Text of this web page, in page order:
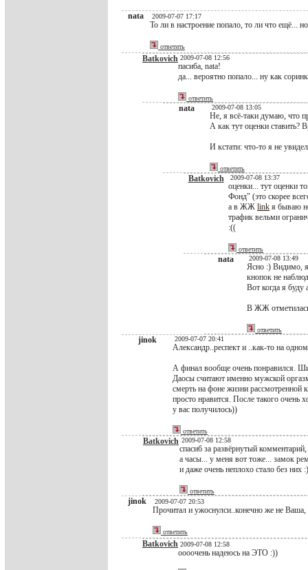
nata 2009-07-07 17:17
То ли в настроение попало, то ли что ещё...
ответить
Batkovich 2009-07-08 12:56
пасиба, nata!
да... вероятно попало... ну как
ответить
nata 2009-07-08 13:05
Не, я всё-таки думаю, что
А как тут оценки ставить?
И кстати: что-то я не
ответить
Batkovich 2009-07-08 13:37
оценки... тут оценки
Фонд" (это скорее
а в ЖЖ link я бываю
трафик вельми
:((
ответить
nata 2009-07-08 13:49
Ясно :) Видимо, я
кнопок не
Вот когда я буду
В ЖЖ отметилась
ответить
jinok 2009-07-07 20:41
Александр..респект и ..как-то на
А финал вообще очень понравился.
Даосы считают именно мужской
смерть на фоне жизни рассмотренной
просто нравится. После такого очень
у вас получилось))
ответить
Batkovich 2009-07-08 12:58
спасиб за развёрнутый
а часы... у меня вот тоже... замок
и даже очень неплохо стало без них
ответить
jinok 2009-07-07 20:53
Прочитал и ужоснулси..конечно же не
ответить
Batkovich 2009-07-08 12:58
оооочень надеюсь на ЭТО :))